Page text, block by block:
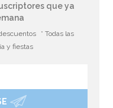
que ya
* Todas las
y fiestas